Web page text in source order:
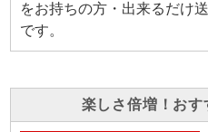
をお持ちの方・出来るだけ
です。
楽しさ倍増！おす